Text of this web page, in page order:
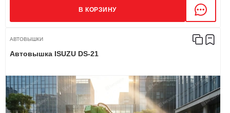
В КОРЗИНУ
АВТОВЫШКИ
Автовышка ISUZU DS-21